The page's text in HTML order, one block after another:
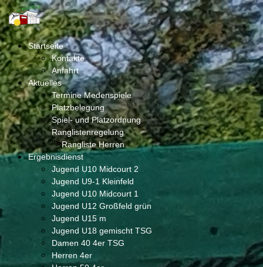
Startseite
Kontakte
Anfahrt
Aktuelles
Termine Medenspiele
Platzbelegung
Spiel- und Platzordnung
Ranglistenregelung
">Rangliste Herren
Ergebnisdienst
Jugend U10 Midcourt 2
Jugend U9-1 Kleinfeld
Jugend U10 Midcourt 1
Jugend U12 Großfeld grün
Jugend U15 m
Jugend U18 gemischt TSG
Damen 40 4er TSG
Herren 4er